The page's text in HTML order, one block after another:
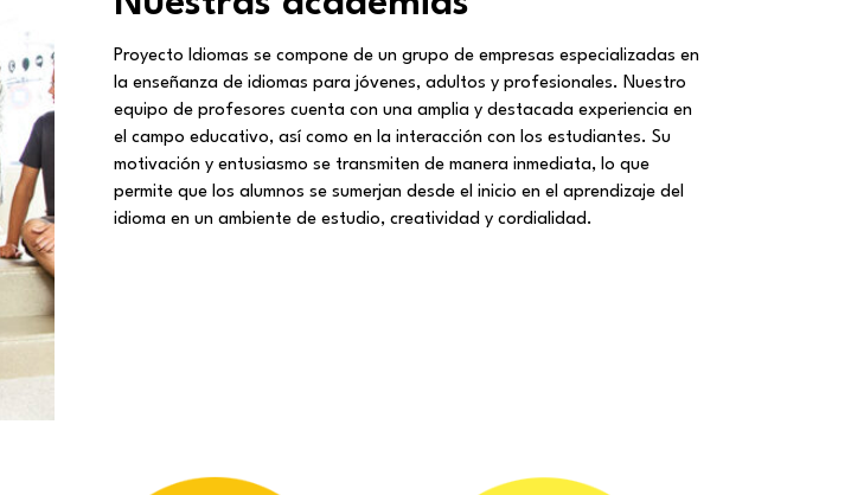
Proyecto Idiomas se compone de un grupo de empresas especializadas en
la enseñanza de idiomas para jóvenes, adultos y profesionales. Nuestro
equipo de profesores cuenta con una amplia y destacada experiencia en
el campo educativo, así como en la interacción con los estudiantes. Su
motivación y entusiasmo se transmiten de manera inmediata, lo que
permite que los alumnos se sumerjan desde el inicio en el aprendizaje del
idioma en un ambiente de estudio, creatividad y cordialidad.